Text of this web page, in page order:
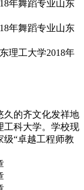
理工大学2018年
久的齐文化发祥地
科大学。学校现
“卓越工程师教